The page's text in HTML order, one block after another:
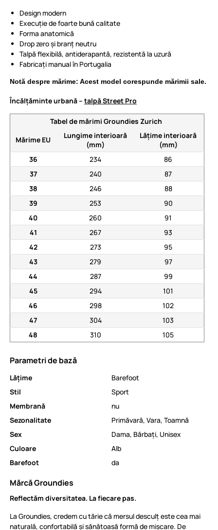
Design modern
Execuție de foarte bună calitate
Forma anatomică
Drop zero și branț neutru
Talpă flexibilă, antiderapantă, rezistentă la uzură
Fabricați manual în Portugalia
Notă despre mărime: Acest model corespunde mărimii sale.
Încălțăminte urbană – talpă Street Pro
Tabel de mărimi Groundies Zurich
Mărime EU
Lungime interioară
(mm)
Lățime interioară
(mm)
36
234
86
37
240
87
38
246
88
39
253
90
40
260
91
41
267
93
42
273
95
43
279
97
44
287
99
45
294
101
46
298
102
47
304
103
48
310 105
Parametri de bază
Lăţime
Barefoot
Stil
Sport
Membrană
nu
Sezonalitate
Primăvară, Vara, Toamnă
Sex
Dama, Bărbați, Unisex
Culoare
Alb
Barefoot
da
Mărcă Groundies
Reflectăm diversitatea. La fiecare pas.
La Groundies, credem cu tărie că mersul desculț este cea mai
naturală, confortabilă și sănătoasă formă de mișcare. De